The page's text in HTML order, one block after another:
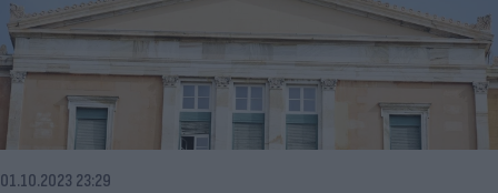
01.10.2023 23:29